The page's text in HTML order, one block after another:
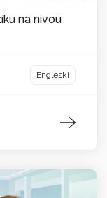
na nivou
Engleski